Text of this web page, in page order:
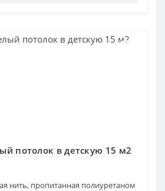
потолок в детскую 15 м2
нить, пропитанная полиуретаном